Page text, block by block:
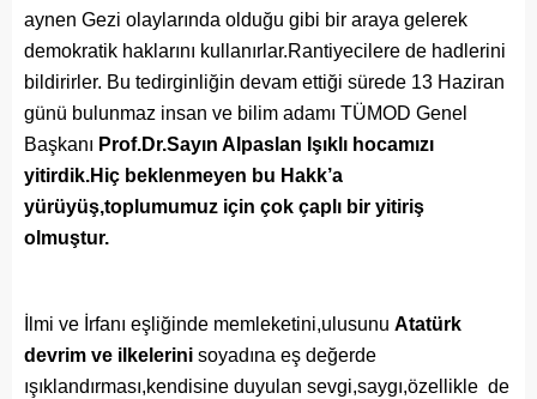
aynen Gezi olaylarında olduğu gibi bir araya gelerek
demokratik haklarını kullanırlar.Rantiyecilere de hadlerini
bildirirler. Bu tedirginliğin devam ettiği sürede 13 Haziran
günü bulunmaz insan ve bilim adamı TÜMOD Genel
Başkanı Prof.Dr.Sayın Alpaslan Işıklı hocamızı
yitirdik.Hiç beklenmeyen bu Hakk’a
yürüyüş,toplumumuz için çok çaplı bir yitiriş
olmuştur.
İlmi ve İrfanı eşliğinde memleketini,ulusunu Atatürk
devrim ve ilkelerini soyadına eş değerde
ışıklandırması,kendisine duyulan sevgi,saygı,özellikle de